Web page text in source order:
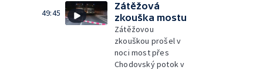
49:45
Zátěžová
zkouška mostu
Zátěžovou
zkouškou prošel v
noci most přes
Chodovský potok v